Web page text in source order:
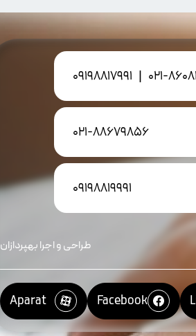
021-
|
09198817991
021-88679856
09198819991
طراحی و اجرا بهپردازان
Facebook
Aparat